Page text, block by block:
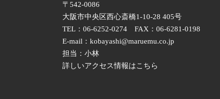
〒542-0086
大阪市中央区西心斎橋1-10-28 405号
TEL：06-6252-0274 FAX：06-6281-0198
E-mail：kobayashi@maruemu.co.jp
担当：小林
詳しいアクセス情報はこちら